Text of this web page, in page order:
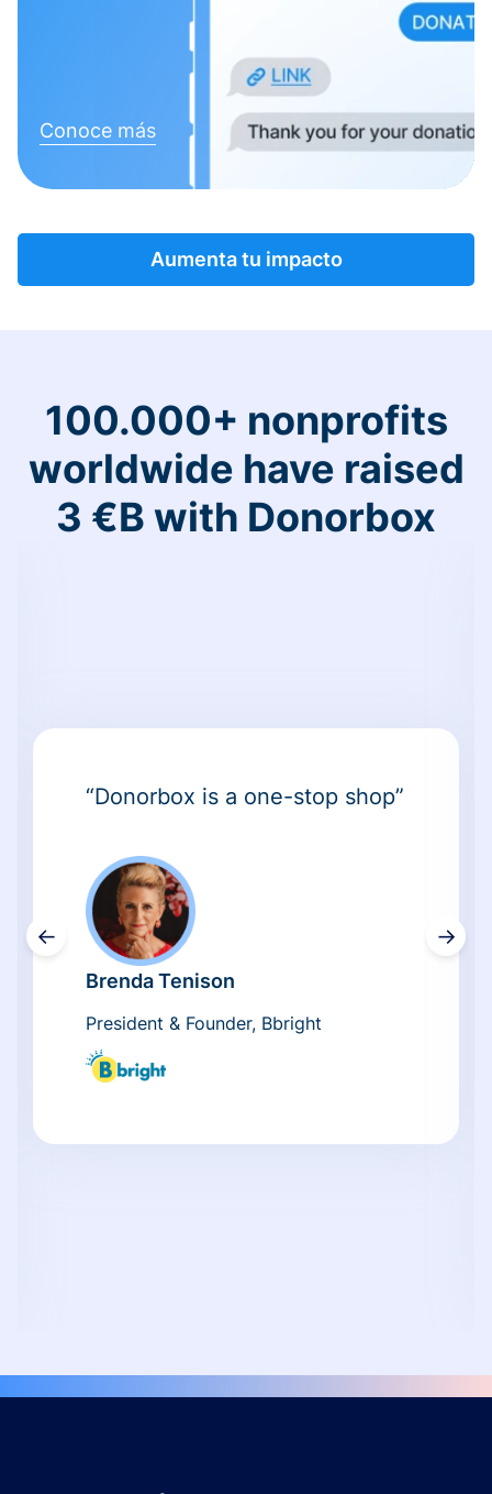
Conoce más
Aumenta tu impacto
100.000+ nonprofits
worldwide have raised
3 €B with Donorbox
←
“Donorbox is a one-stop shop”
Brenda Tenison
President & Founder, Bbright
→